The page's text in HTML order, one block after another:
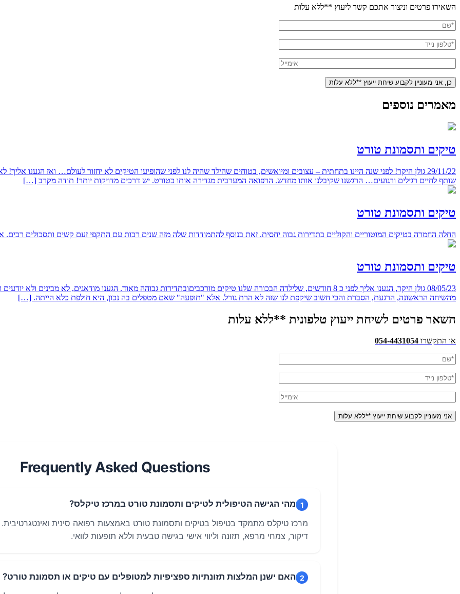
השאירו פרטים וניצור אתכם קשר ליעוץ **ללא עלות
מאמרים נוספים
טיקים ותסמונת טורט
29/11/22 גולן היקר! לפני שנה היינו בתחתית – עצובים ומיואשים, בטוחים שהילד שהיה לנו לפני שהופיעו הטיקים לא יחזור לעולם… ואז הגענו
שותף לחיים רגילים ורגועים… הרגשנו שקיבלנו אותו מחדש. הרפואה המערבית מגדירה אותו כטורט. יש דרכים מדויקות יותר! תודה מקרב […]
טיקים ותסמונת טורט
החלה החמרה בטיקים המוטוריים והקוליים בתדירות גבוה יחסית. זאת בנוסף להתמודדות שלה מזה שנים רבות עם התקפי זעם קשים ותסכולים
טיקים ותסמונת טורט
08/05/23 גולן היקר, הגענו אליך לפני כ 8 חודשים, שלילדה הבכורה שלנו טיקים מורכביםובתדירות גבוהה מאוד. הגענו מודאגים, לא
מהשיחה הראשונה, הרגעת, הסברת והכי חשוב שיקפת לנו שזה לא הרת גורל. אלא "תופעה" שאם מטפלים בה נכון, היא חולפת כלא הייתה. […]
השאר פרטים לשיחת ייעוץ טלפונית **ללא עלות
או התקשרו 054-4431054
Frequently Asked Questions
1 מהי הגישה הטיפולית לטיקים ותסמונת טורט במרכז טיקלס?
מרכז טיקלס מתמקד בטיפול בטיקים ותסמונת טורט באמצעות רפואה סינית
דיקור, צמחי מרפא, תזונה וליווי אישי בגישה טבעית וללא תופעות לוואי.
2 האם ישנן המלצות תזונתיות ספציפיות למטופלים עם טיקים או תסמונת טורט?